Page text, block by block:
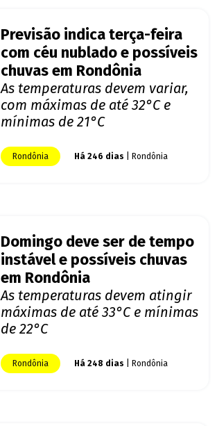
Previsão indica terça-feira
com céu nublado e possíveis
chuvas em Rondônia
As temperaturas devem variar,
com máximas de até 32°C e
mínimas de 21°C
Rondônia Há 246 dias | Rondônia
Domingo deve ser de tempo
instável e possíveis chuvas
em Rondônia
As temperaturas devem atingir
máximas de até 33°C e mínimas
de 22°C
Rondônia Há 248 dias | Rondônia